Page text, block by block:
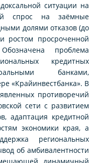
ситуации на
спрос на заёмные
долями отказов (до
ростом просроченной
проблема
кредитных
банками,
«Крайинвестбанка». В
противоречий
сети с развитием
адаптация кредитной
экономики края, а
региональных
об амбивалентности